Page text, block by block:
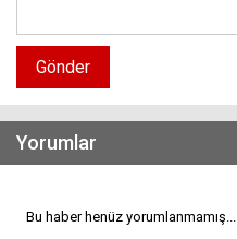
Gönder
Yorumlar
Bu haber henüz yorumlanmamış...